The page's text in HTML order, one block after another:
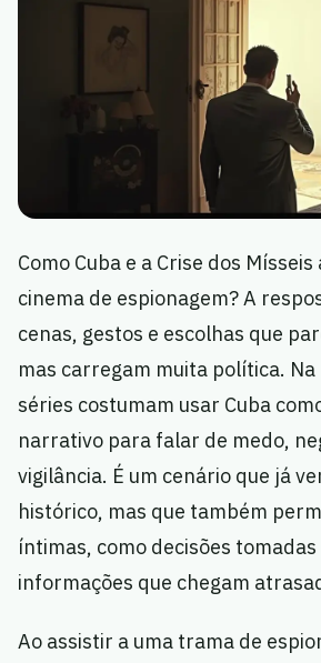
Como Cuba e a Crise dos
cinema de espionagem? A
cenas, gestos e escolhas que
mas carregam muita política.
séries costumam usar Cuba
narrativo para falar de medo,
vigilância. É um cenário que já
histórico, mas que também
íntimas, como decisões
informações que chegam
Ao assistir a uma trama de